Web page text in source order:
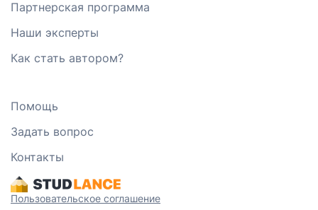
Партнерская программа
Наши эксперты
Как стать автором?
Помощь
Задать вопрос
Контакты
Пользовательское соглашение